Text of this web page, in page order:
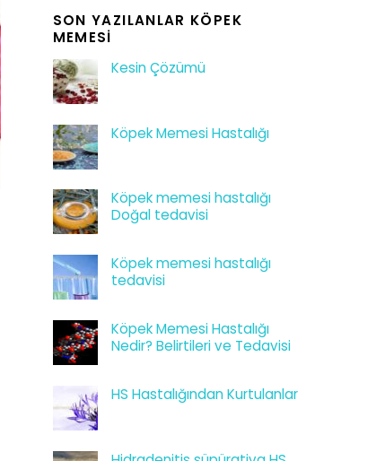
SON YAZILANLAR KÖPEK
MEMESI
Kesin Çözümü
Köpek Memesi Hastalığı
Köpek memesi hastalığı
Doğal tedavisi
Köpek memesi hastalığı
tedavisi
Köpek Memesi Hastalığı
Nedir? Belirtileri ve Tedavisi
HS Hastalığından Kurtulanlar